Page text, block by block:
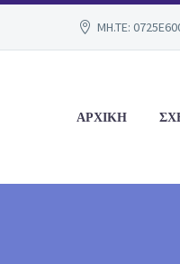
MH.TE:
ΑΡΧΙΚΗ